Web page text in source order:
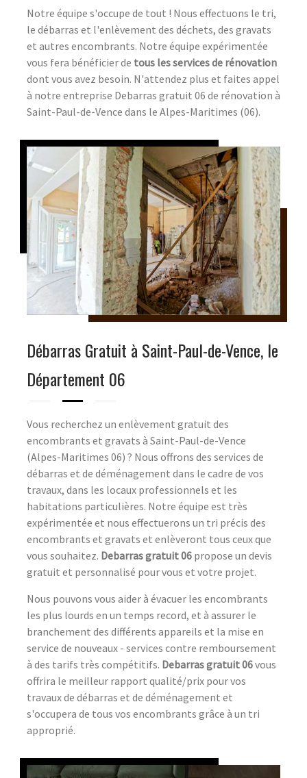
Notre équipe s'occupe de tout ! Nous effectuons le tri,
le débarras et l'enlèvement des déchets, des gravats
et autres encombrants. Notre équipe expérimentée
vous fera bénéficier de tous les services de rénovation
dont vous avez besoin. N'attendez plus et faites appel
à notre entreprise Debarras gratuit 06 de rénovation à
Saint-Paul-de-Vence dans le Alpes-Maritimes (06).
Débarras Gratuit à Saint-Paul-de-Vence, le
Département 06
Vous recherchez un enlèvement gratuit des
encombrants et gravats à Saint-Paul-de-Vence
(Alpes-Maritimes 06) ? Nous offrons des services de
débarras et de déménagement dans le cadre de vos
travaux, dans les locaux professionnels et les
habitations particulières. Notre équipe est très
expérimentée et nous effectuerons un tri précis des
encombrants et gravats et enlèveront tous ceux que
vous souhaitez. Debarras gratuit 06 propose un devis
gratuit et personnalisé pour vous et votre projet.
Nous pouvons vous aider à évacuer les encombrants
les plus lourds en un temps record, et à assurer le
branchement des différents appareils et la mise en
service de nouveaux - services contre remboursement
à des tarifs très compétitifs. Debarras gratuit 06vous
offrira le meilleur rapport qualité/prix pour vos
travaux de débarras et de déménagement et
s'occupera de tous vos encombrants grâce à un tri
approprié.